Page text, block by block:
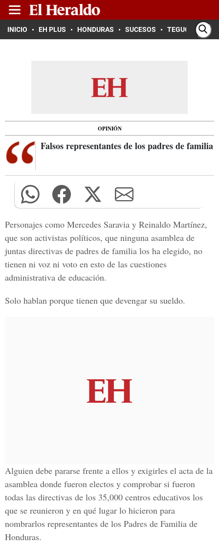
INICIO EH PLUS HONDURAS SUCESOS TEGUCIGALPA
OPINIÓN
Falsos representantes de los padres de familia
Personajes como Mercedes Saravia y Reinaldo Martínez,
que son activistas políticos, que ninguna asamblea de
juntas directivas de padres de familia los ha elegido, no
tienen ni voz ni voto en esto de las cuestiones
administrativa de educación.
Solo hablan porque tienen que devengar su sueldo.
Alguien debe pararse frente a ellos y exigirles el acta de la
asamblea donde fueron electos y comprobar si fueron
todas las directivas de los 35,000 centros educativos los
que se reunieron y en qué lugar lo hicieron para
nombrarlos representantes de los Padres de Familia de
Honduras.